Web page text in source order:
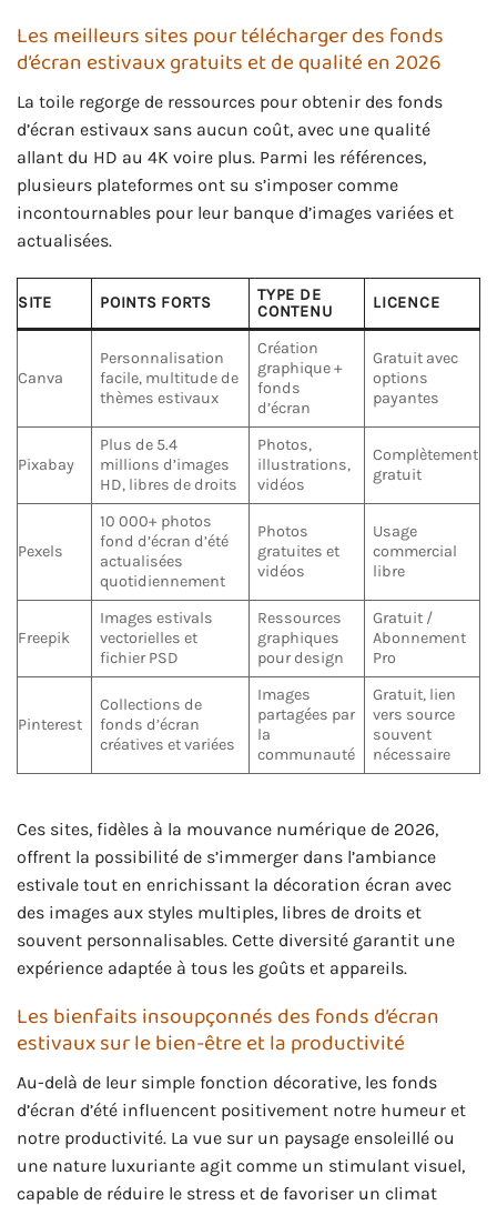
Les meilleurs sites pour télécharger des fonds
d’écran estivaux gratuits et de qualité en 2026
La toile regorge de ressources pour obtenir des fonds
d’écran estivaux sans aucun coût, avec une qualité
allant du HD au 4K voire plus. Parmi les références,
plusieurs plateformes ont su s’imposer comme
incontournables pour leur banque d’images variées et
actualisées.
SITE POINTS FORTS
TYPE DE
CONTENU
LICENCE
Canva
Personnalisation
facile, multitude de
thèmes estivaux
Création
graphique +
fonds
d’écran
Gratuit avec
options
payantes
Pixabay
Plus de 5.4
millions d’images
HD, libres de droits
Photos,
illustrations,
vidéos
Complètement
gratuit
Pexels
10 000+ photos
fond d’écran d’été
actualisées
quotidiennement
Photos
gratuites et
vidéos
Usage
commercial
libre
Freepik
Images estivals
vectorielles et
fichier PSD
Ressources
graphiques
pour design
Gratuit /
Abonnement
Pro
Pinterest
Collections de
fonds d’écran
créatives et variées
Images
partagées par
la
communauté
Gratuit, lien
vers source
souvent
nécessaire
Ces sites, fidèles à la mouvance numérique de 2026,
offrent la possibilité de s’immerger dans l’ambiance
estivale tout en enrichissant la décoration écran avec
des images aux styles multiples, libres de droits et
souvent personnalisables. Cette diversité garantit une
expérience adaptée à tous les goûts et appareils.
Les bienfaits insoupçonnés des fonds d’écran
estivaux sur le bien-être et la productivité
Au-delà de leur simple fonction décorative, les fonds
d’écran d’été influencent positivement notre humeur et
notre productivité. La vue sur un paysage ensoleillé ou
une nature luxuriante agit comme un stimulant visuel,
capable de réduire le stress et de favoriser un climat